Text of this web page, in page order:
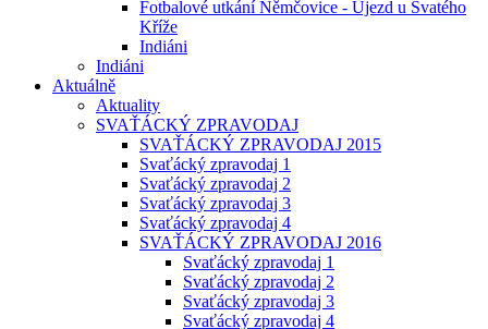
Fotbalové utkání Němčovice - Újezd u Svatého
Kříže
Indiáni
Indiáni
Aktuálně
Aktuality
SVAŤÁCKÝ ZPRAVODAJ
SVAŤÁCKÝ ZPRAVODAJ 2015
Svaťácký zpravodaj 1
Svaťácký zpravodaj 2
Svaťácký zpravodaj 3
Svaťácký zpravodaj 4
SVAŤÁCKÝ ZPRAVODAJ 2016
Svaťácký zpravodaj 1
Svaťácký zpravodaj 2
Svaťácký zpravodaj 3
Svaťácký zpravodaj 4